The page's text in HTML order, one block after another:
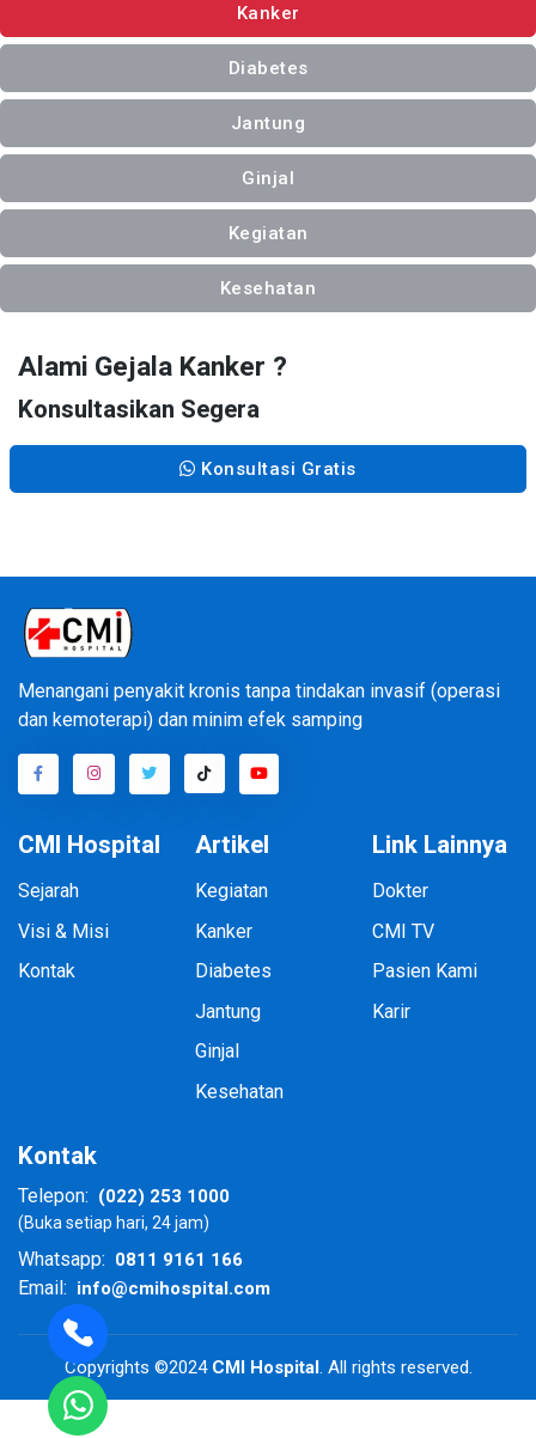
Kanker
Diabetes
Jantung
Ginjal
Kegiatan
Kesehatan
Alami Gejala Kanker ?
Konsultasikan Segera
Konsultasi Gratis
Menangani penyakit kronis tanpa tindakan invasif (operasi
dan kemoterapi) dan minim efek samping
CMI Hospital
Sejarah
Visi & Misi
Kontak
Artikel
Kegiatan
Kanker
Diabetes
Jantung
Ginjal
Kesehatan
Link Lainnya
Dokter
CMI TV
Pasien Kami
Karir
Kontak
Telepon: (022) 253 1000
(Buka setiap hari, 24 jam)
Whatsapp: 0811 9161 166
Email: info@cmihospital.com
Copyrights ©2024CMI Hospital. All rights reserved.